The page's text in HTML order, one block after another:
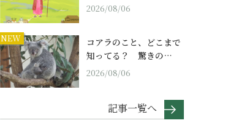
2026/08/06
NEW
コアラのこと、どこまで
知ってる？ 驚きの…
2026/08/06
記事一覧へ